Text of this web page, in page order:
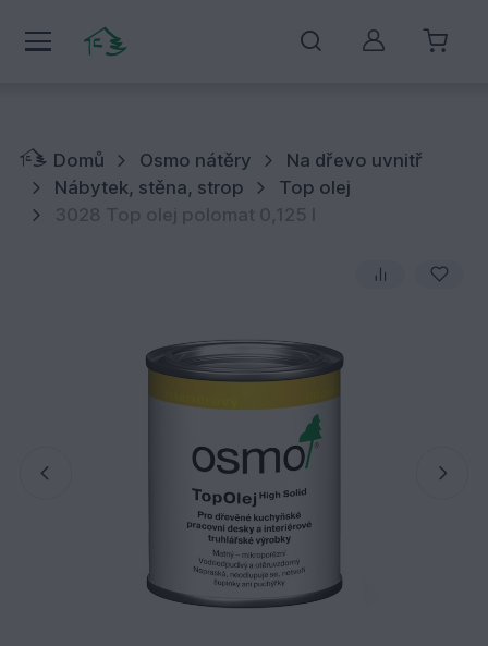
Můj účet
Domů Osmo nátěry
Na dřevo uvnitř
Nábytek, stěna, strop
Top olej
3028 Top olej polomat 0,125 l